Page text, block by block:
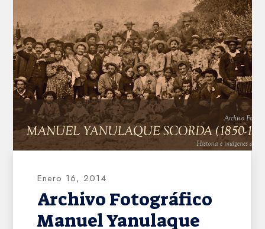
AHVD
Enero 16, 2014
Archivo Fotográfico
Manuel Yanulaque